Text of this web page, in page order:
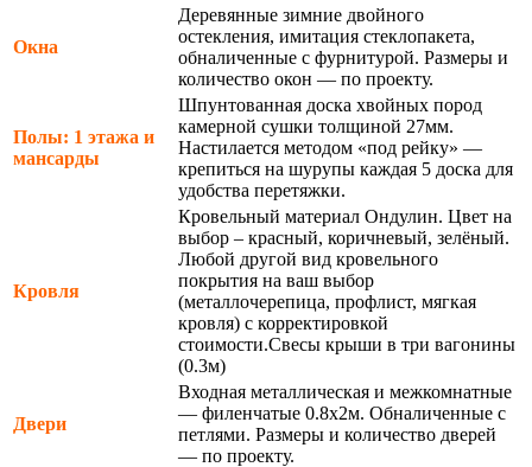
Окна
Деревянные зимние двойного
остекления, имитация стеклопакета,
обналиченные с фурнитурой. Размеры и
количество окон — по проекту.
Полы: 1 этажа и
мансарды
Шпунтованная доска хвойных пород
камерной сушки толщиной 27мм.
Настилается методом «под рейку» —
крепиться на шурупы каждая 5 доска для
удобства перетяжки.
Кровля
Кровельный материал Ондулин. Цвет на
выбор – красный, коричневый, зелёный.
Любой другой вид кровельного
покрытия на ваш выбор
(металлочерепица, профлист, мягкая
кровля) с корректировкой
стоимости.Свесы крыши в три вагонины
(0.3м)
Двери
Входная металлическая и межкомнатные
— филенчатые 0.8х2м. Обналиченные с
петлями. Размеры и количество дверей
— по проекту.